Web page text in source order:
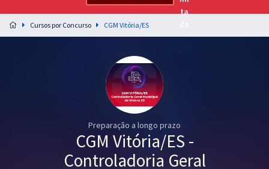
Preparação completa e intensiva para as principais
residências em saúde do Brasil
Cursos por Concurso CGM Vitória/ES
Preparação a longo prazo
CGM Vitória/ES -
Controladoria Geral